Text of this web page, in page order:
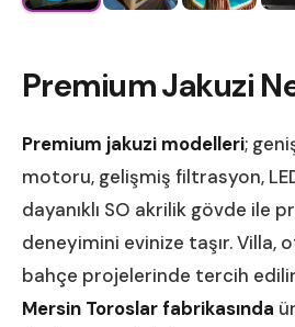
Premium Jakuzi
Premium jakuzi modelleri;
motoru, gelişmiş filtrasyon,
dayanıklı SO akrilik gövde ile
deneyimini evinize taşır. Villa,
bahçe projelerinde tercih
Mersin Toroslar fabrikasında